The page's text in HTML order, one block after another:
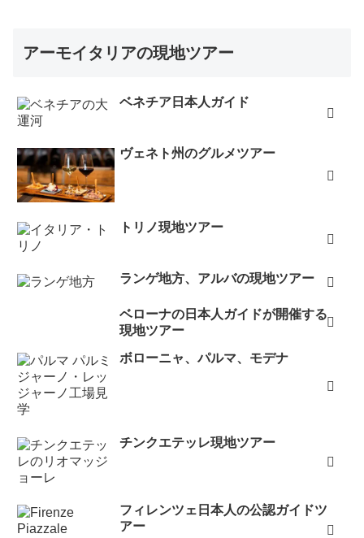
アーモイタリアの現地ツアー
ベネチア日本人ガイド
ヴェネト州のグルメツアー
トリノ現地ツアー
ランゲ地方、アルバの現地ツアー
ベローナの日本人ガイドが開催する
現地ツアー
ボローニャ、パルマ、モデナ
チンクエテッレ現地ツアー
フィレンツェ日本人の公認ガイドツ
アー